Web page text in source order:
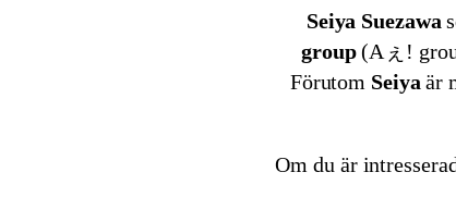
Seiya Suezawa
group(Aぇ!
Förutom Seiyaär
Om du är